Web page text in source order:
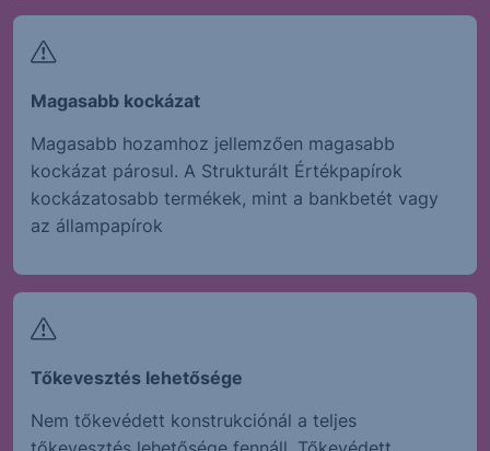
Magasabb kockázat
Magasabb hozamhoz jellemzően magasabb
kockázat párosul. A Strukturált Értékpapírok
kockázatosabb termékek, mint a bankbetét vagy
az állampapírok
Tőkevesztés lehetősége
Nem tőkevédett konstrukciónál a teljes